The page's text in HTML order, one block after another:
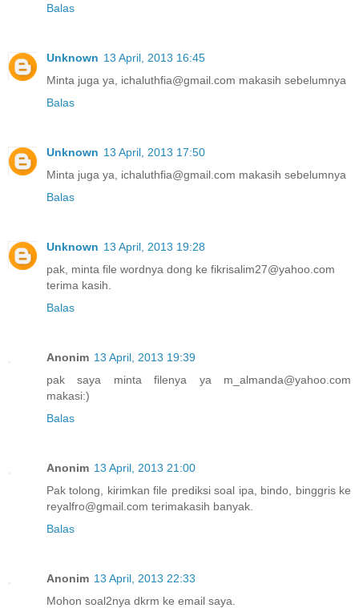
Balas
Unknown 13 April, 2013 16:45
Minta juga ya, ichaluthfia@gmail.com makasih sebelumnya
Balas
Unknown 13 April, 2013 17:50
Minta juga ya, ichaluthfia@gmail.com makasih sebelumnya
Balas
Unknown 13 April, 2013 19:28
pak, minta file wordnya dong ke fikrisalim27@yahoo.com
terima kasih.
Balas
Anonim 13 April, 2013 19:39
pak saya minta filenya ya m_almanda@yahoo.com
makasi:)
Balas
Anonim 13 April, 2013 21:00
Pak tolong, kirimkan file prediksi soal ipa, bindo, binggris ke
reyalfro@gmail.com terimakasih banyak.
Balas
Anonim 13 April, 2013 22:33
Mohon soal2nya dkrm ke email saya.